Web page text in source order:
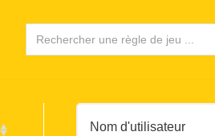
Nom d'utilisateur